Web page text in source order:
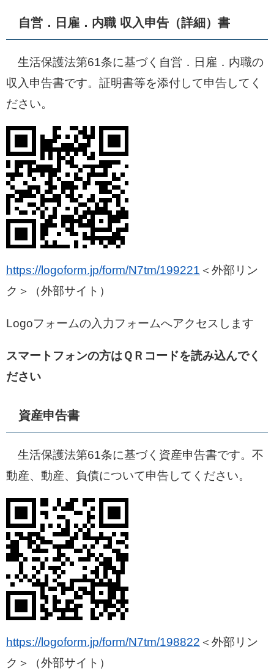
自営．日雇．内職 収入申告（詳細）書​
生活保護法第61条に基づく自営．日雇．内職の
収入申告書です。証明書等を添付して申告してく
ださい。
https://logoform.jp/form/N7tm/199221 ＜外部リン
ク＞
（外部サイト）
Logoフォームの入力フォームへアクセスします
スマートフォンの方はＱＲコードを読み込んでく
ださい
資産申告書
生活保護法第61条に基づく資産申告書です。不
動産、動産、負債について申告してください。
https://logoform.jp/form/N7tm/198822 ＜外部リン
ク＞
（外部サイト）